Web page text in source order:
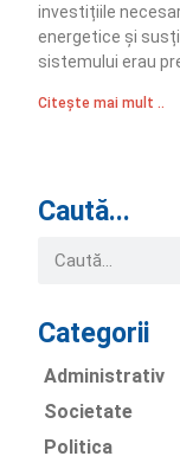
investițiile
energetice și
sistemului erau
Citește mai mult ..
Caută...
Categorii
Administrativ
Societate
Politica